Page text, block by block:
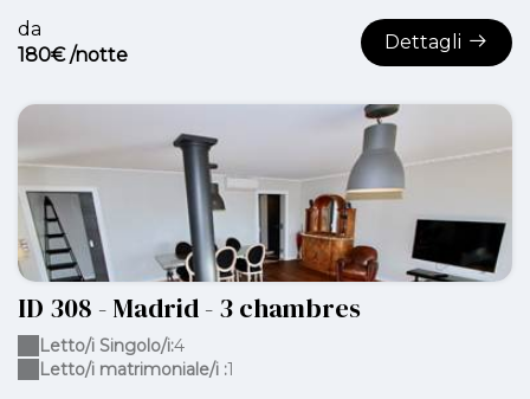
da
180€ /notte
Dettagli
ID 308 - Madrid - 3 chambres
Letto/i Singolo/i:4
Letto/i matrimoniale/i :1